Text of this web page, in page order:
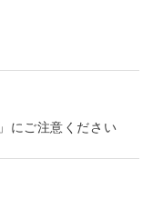
にご注意ください